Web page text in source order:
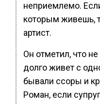
неприемлемо.
которым живешь,
артист.
Он отметил, что
долго живет с
бывали ссоры и
Роман, если